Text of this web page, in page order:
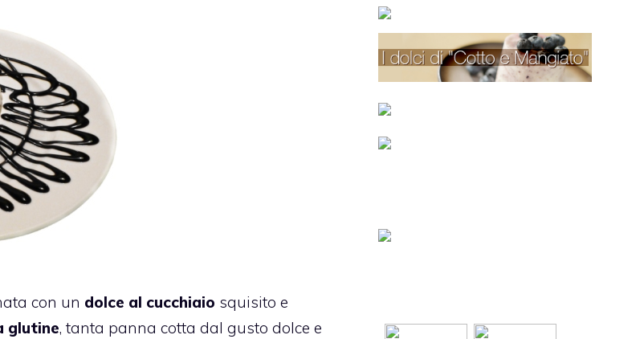
con un dolce al cucchiaio squisito e
glutine, tanta panna cotta dal gusto dolce e